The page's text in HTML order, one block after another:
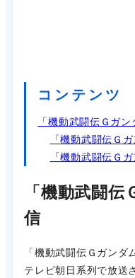
コンテンツ
「機動武闘伝Ｇガ
「機動武闘伝Ｇ
「機動武闘伝Ｇ
「機動武闘
信
「機動武闘伝Ｇガン
テレビ朝日系列で放送